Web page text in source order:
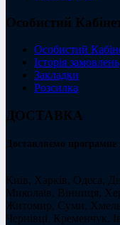
Особистий
Особистий
Історія замовлень
Закладки
Розсилка
ДОСТАВКА
Доставляємо програмне
Київ, Харків, Одеса,
Миколаїв, Вінниця,
Житомир, Суми,
Чернівці, Кременчук,